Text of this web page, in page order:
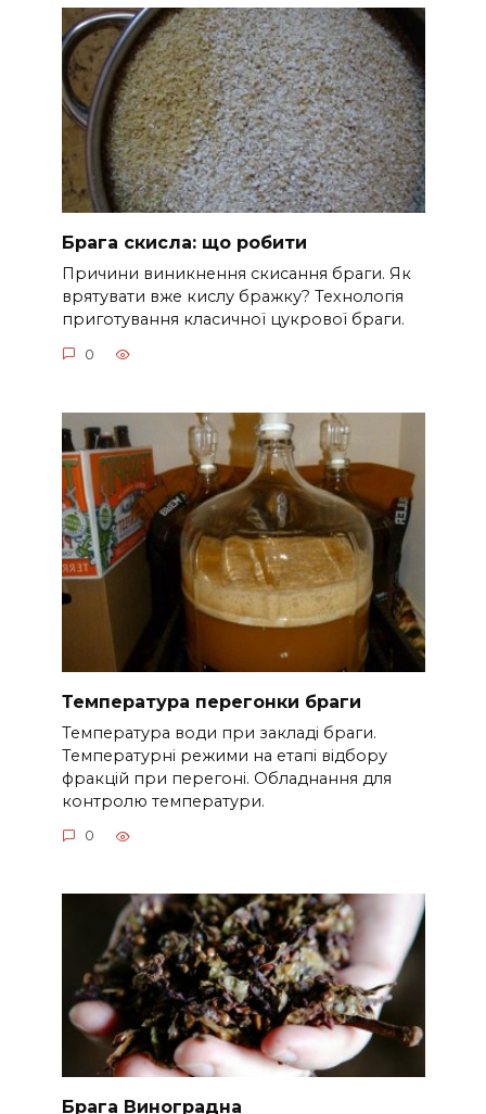
Брага скисла: що робити
Причини виникнення скисання браги. Як
врятувати вже кислу бражку? Технологія
приготування класичної цукрової браги.
0
Температура перегонки браги
Температура води при закладі браги.
Температурні режими на етапі відбору
фракцій при перегоні. Обладнання для
контролю температури.
0
Брага Виноградна